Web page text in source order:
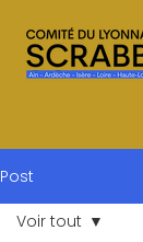
Post
Voir tout